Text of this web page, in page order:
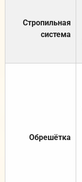
Стропильная
система
Обрешётка